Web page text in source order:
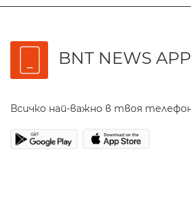
BNT NEWS APP
Всичко най-важно в твоя